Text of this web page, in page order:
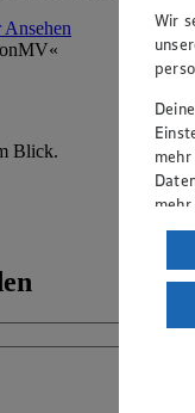
Ansehen
Blick.
Wir
ein,